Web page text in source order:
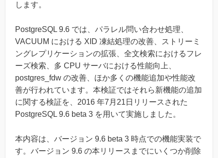
します。
PostgreSQL 9.6 では、パラレル問い合わせ処理、
VACUUM における XID 凍結処理の改善、ストリーミ
ングレプリケーションの拡張、全文検索におけるフレ
ーズ検索、多 CPU サーバにおける性能向上、
postgres_fdw の改善、ほか多くの機能追加や性能改
善が行われています。本検証ではそれら新機能の追加
に関する検証を、2016 年7月21日リリースされた
PostgreSQL 9.6 beta 3 を用いて実施しました。
本内容は、バージョン 9.6 beta 3 時点での機能実装で
す。バージョン 9.6 の本リリースまでにいくつか削除